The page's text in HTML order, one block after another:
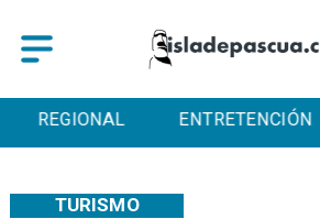
REGIONAL ENTRETENCIÓN
TURISMO